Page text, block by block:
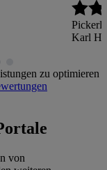
Karl H.
zu optimieren
von